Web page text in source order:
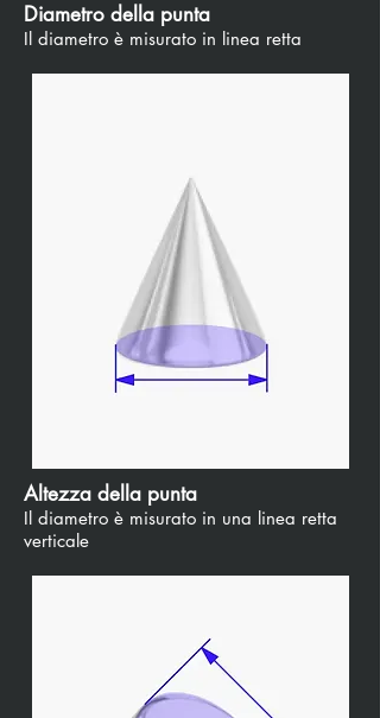
Diametro della punta
Il diametro è misurato in linea retta
Altezza della punta
Il diametro è misurato in una linea retta
verticale